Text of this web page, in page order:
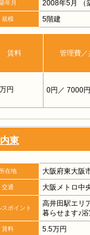
年月 2008年5月 （
規模 5階建
賃料 管理費／
円 0円 ／ 7000円
東
所在地 大阪府東大阪
交通 大阪メトロ中
スポイント
高井田駅エリ
暮らせます♪
賃料 5.5万円